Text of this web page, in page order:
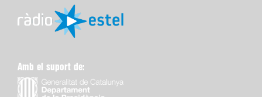
Amb el suport de: